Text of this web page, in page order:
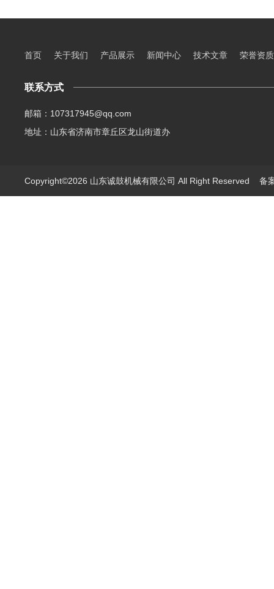
首页 关于我们 产品展示 新闻中心 技术文章 荣誉资质
联系方式
邮箱：107317945@qq.com
地址：山东省济南市章丘区龙山街道办
Copyright©2026 山东诚鼓机械有限公司 All Right Reserved 备